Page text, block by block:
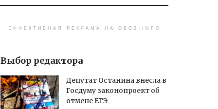
ЭФФЕКТИВНАЯ РЕКЛАМА НА OBOZ.INFO
Выбор редактора
Депутат Останина внесла в
Госдуму законопроект об
отмене ЕГЭ